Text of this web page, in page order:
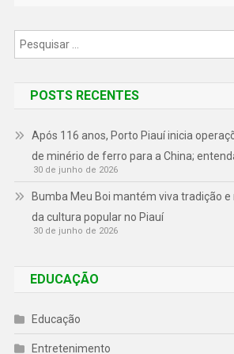
POSTS RECENTES
Após 116 anos, Porto Piauí inicia
de minério de ferro para a China;
30 de junho de 2026
Bumba Meu Boi mantém viva tradição
da cultura popular no Piauí
30 de junho de 2026
EDUCAÇÃO
Educação
Entretenimento